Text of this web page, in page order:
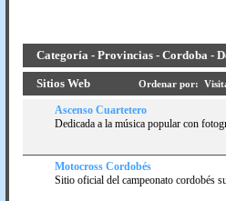
Categoría - Provincias - Cordoba -
Sitios Web Ordenar por:
Ascenso Cuartetero
Dedicada a la música popular con
Motocross Cordobés
Sitio oficial del campeonato cordobés